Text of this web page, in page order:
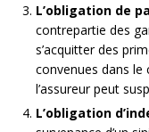
L’obligation de
contrepartie des
s’acquitter des
convenues dans le
l’assureur peut
L’obligation